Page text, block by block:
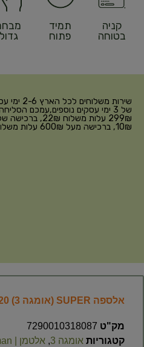
קניה
בטוחה
תמיד
פתוח
גדול
שירות
של 3 ימי עסקים נוספים,עמכם
10₪, ברכישה מעל 600₪ עלות משלוח חינם
אלספה SUPER (אומגה 3) 120כמוסות – אלטמן
מק"ט 7290010318087
קטגוריות אומגה 3 , אלטמן | altman